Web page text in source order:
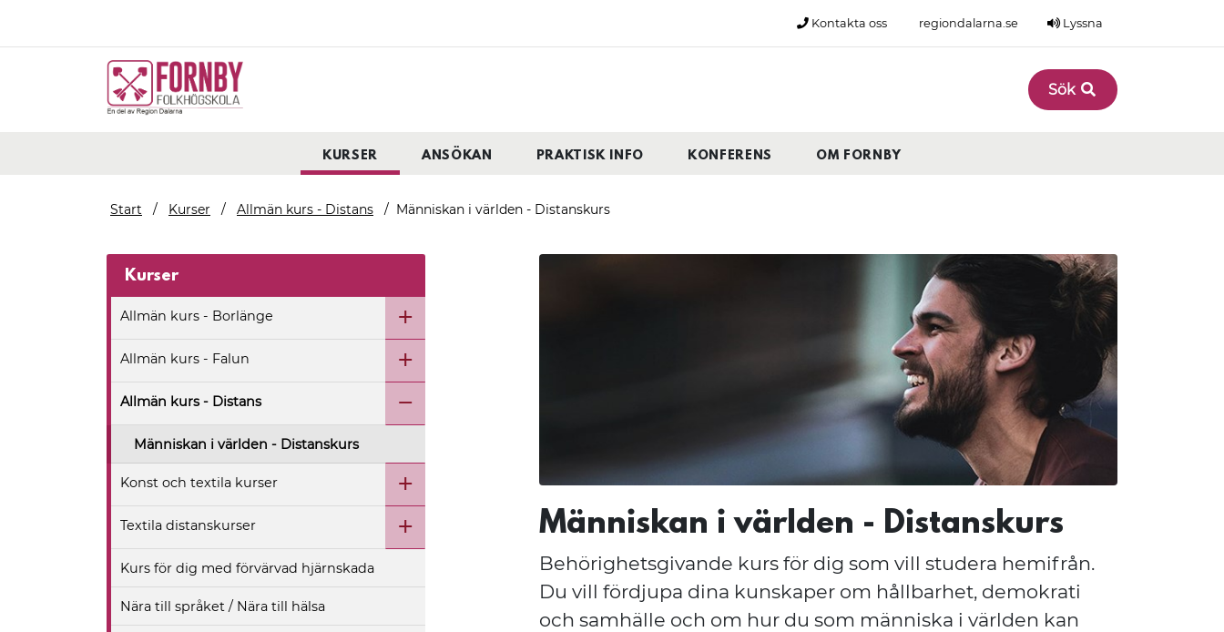
Kontakta oss regiondalarna.se Lyssna
Sök
KURSER ANSÖKAN PRAKTISK INFO KONFERENS OM FORNBY
Start Kurser Allmän kurs - Distans Människan i världen - Distanskurs
Kurser
Allmän kurs - Borlänge
Allmän kurs - Falun
Allmän kurs - Distans
Människan i världen - Distanskurs
Konst och textila kurser
Öppna undermeny för Konst och textila kurser
Textila distanskurser
Öppna undermeny för Textila distanskurser
Kurs för dig med förvärvad hjärnskada
Nära till språket / Nära till hälsa
Människan i världen - Distanskurs
Behörighetsgivande kurs för dig som vill studera hemifrån.
Du vill fördjupa dina kunskaper om hållbarhet, demokrati
och samhälle och om hur du som människa i världen kan